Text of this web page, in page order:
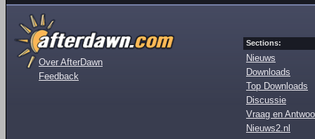
Over AfterDawn
Feedback
Sections:
Nieuws
Downloads
Top Downloads
Discussie
Vraag en
Nieuws2.nl